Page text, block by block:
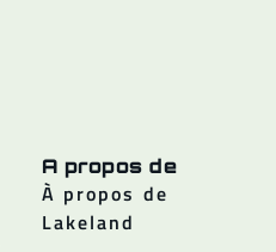
A propos de
À propos de
Lakeland